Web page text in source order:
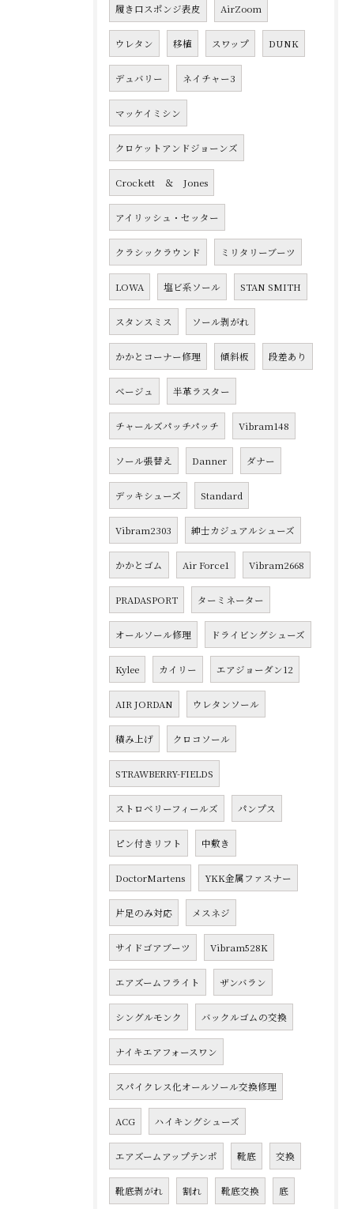
履き口スポンジ表皮 AirZoom
ウレタン 移植 スワップ DUNK
デュバリー ネイチャー3
マッケイミシン
クロケットアンドジョーンズ
Crockett ＆ Jones
アイリッシュ・セッター
クラシックラウンド ミリタリーブーツ
LOWA 塩ビ系ソール STAN SMITH
スタンスミス ソール剥がれ
かかとコーナー修理 傾斜板 段差あり
ベージュ 半革ラスター
チャールズパッチパッチ Vibram148
ソール張替え Danner ダナー
デッキシューズ Standard
Vibram2303 紳士カジュアルシューズ
かかとゴム Air Force1 Vibram2668
PRADASPORT ターミネーター
オールソール修理 ドライビングシューズ
Kylee カイリー エアジョーダン12
AIR JORDAN ウレタンソール
積み上げ クロコソール
STRAWBERRY-FIELDS
ストロベリーフィールズ パンプス
ピン付きリフト 中敷き
DoctorMartens YKK金属ファスナー
片足のみ対応 メスネジ
サイドゴアブーツ Vibram528K
エアズームフライト ザンバラン
シングルモンク バックルゴムの交換
ナイキエアフォースワン
スパイクレス化オールソール交換修理
ACG ハイキングシューズ
エアズームアップテンポ 靴底 交換
靴底剥がれ 割れ 靴底交換 底